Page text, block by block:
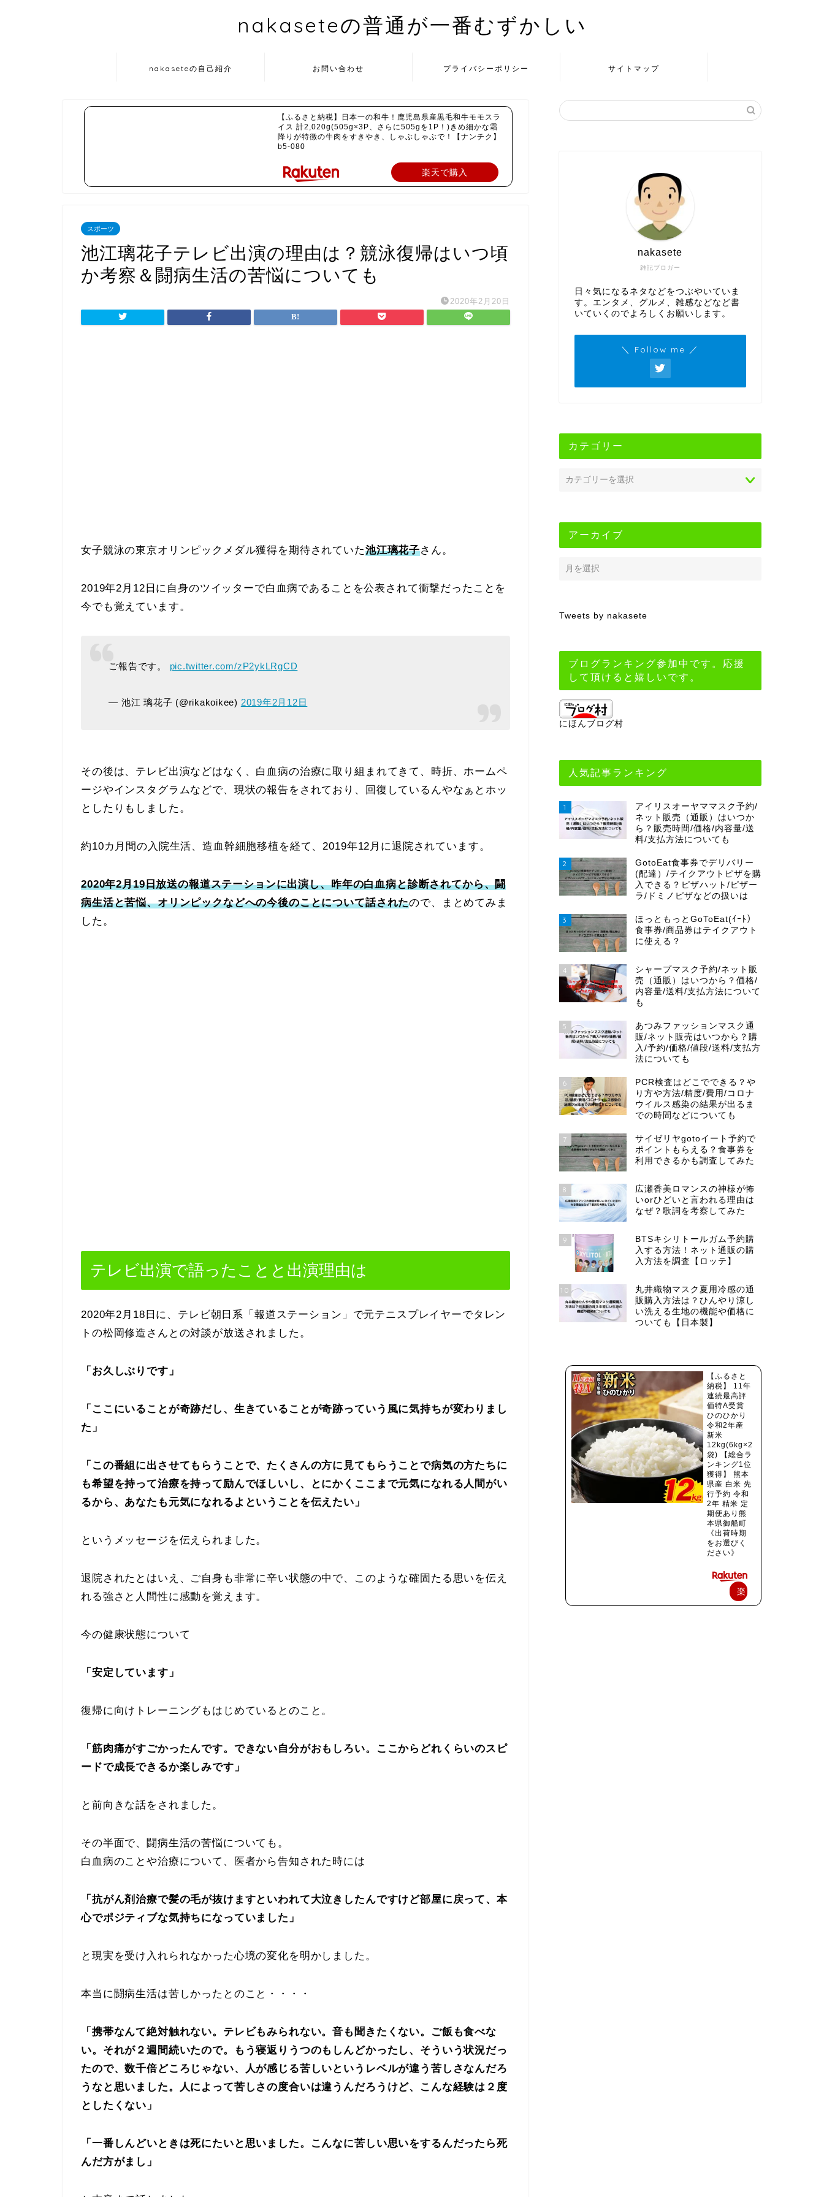
nakaseteの普通が一番むずかしい
nakaseteの自己紹介 お問い合わせ プライバシーポリシー サイトマップ
【ふるさと納税】日本一の和牛！鹿児島県産黒毛和牛モモスラ
イス 計2,020g(505g×3P、さらに505gを1P！)きめ細かな霜
降りが特徴の牛肉をすきやき、しゃぶしゃぶで！【ナンチク】
b5-080
楽天で購入
スポーツ
池江璃花子テレビ出演の理由は？競泳復帰はいつ頃
か考察＆闘病生活の苦悩についても
2020年2月20日
女子競泳の東京オリンピックメダル獲得を期待されていた池江璃花子さん。
2019年2月12日に自身のツイッターで白血病であることを公表されて衝撃だったことを
今でも覚えています。
ご報告です。 pic.twitter.com/zP2ykLRgCD
— 池江 璃花子 (@rikakoikee) 2019年2月12日
その後は、テレビ出演などはなく、白血病の治療に取り組まれてきて、時折、ホームペ
ージやインスタグラムなどで、現状の報告をされており、回復しているんやなぁとホッ
としたりもしました。
約10カ月間の入院生活、造血幹細胞移植を経て、2019年12月に退院されています。
2020年2月19日放送の報道ステーションに出演し、昨年の白血病と診断されてから、闘
病生活と苦悩、オリンピックなどへの今後のことについて話されたので、まとめてみま
した。
テレビ出演で語ったことと出演理由は
2020年2月18日に、テレビ朝日系「報道ステーション」で元テニスプレイヤーでタレン
トの松岡修造さんとの対談が放送されました。
「お久しぶりです」
「ここにいることが奇跡だし、生きていることが奇跡っていう風に気持ちが変わりまし
た」
「この番組に出させてもらうことで、たくさんの方に見てもらうことで病気の方たちに
も希望を持って治療を持って励んでほしいし、とにかくここまで元気になれる人間がい
るから、あなたも元気になれるよということを伝えたい」
というメッセージを伝えられました。
退院されたとはいえ、ご自身も非常に辛い状態の中で、このような確固たる思いを伝え
れる強さと人間性に感動を覚えます。
今の健康状態について
「安定しています」
復帰に向けトレーニングもはじめているとのこと。
「筋肉痛がすごかったんです。できない自分がおもしろい。ここからどれくらいのスピ
ードで成長できるか楽しみです」
と前向きな話をされました。
その半面で、闘病生活の苦悩についても。
白血病のことや治療について、医者から告知された時には
「抗がん剤治療で髪の毛が抜けますといわれて大泣きしたんですけど部屋に戻って、本
心でポジティブな気持ちになっていました」
と現実を受け入れられなかった心境の変化を明かしました。
本当に闘病生活は苦しかったとのこと・・・・
「携帯なんて絶対触れない。テレビもみられない。音も聞きたくない。ご飯も食べな
い。それが２週間続いたので。もう寝返りうつのもしんどかったし、そういう状況だっ
たので、数千倍どころじゃない、人が感じる苦しいというレベルが違う苦しさなんだろ
うなと思いました。人によって苦しさの度合いは違うんだろうけど、こんな経験は２度
としたくない」
「一番しんどいときは死にたいと思いました。こんなに苦しい思いをするんだったら死
んだ方がまし」
雑記ブロガー
nakasete
日々気になるネタなどをつぶやいていま
す。エンタメ、グルメ、雑感などなど書
いていくのでよろしくお願いします。
＼ Follow me ／
カテゴリー
アーカイブ
Tweets by nakasete
ブログランキング参加中です。応援
して頂けると嬉しいです。
にほんブログ村
人気記事ランキング
1
アイリスオーヤママスク予約/
ネット販売（通販）はいつか
ら？販売時間/価格/内容量/送
料/支払方法についても
2
GotoEat食事券でデリバリー
(配達）/テイクアウトピザを購
入できる？ピザハット/ピザー
ラ/ドミノピザなどの扱いは
3
ほっともっとGoToEat(ｲｰﾄ）
食事券/商品券はテイクアウト
に使える？
4
シャープマスク予約/ネット販
売（通販）はいつから？価格/
内容量/送料/支払方法について
も
5
あつみファッションマスク通
販/ネット販売はいつから？購
入/予約/価格/値段/送料/支払方
法についても
6
PCR検査はどこでできる？や
り方や方法/精度/費用/コロナ
ウイルス感染の結果が出るま
での時間などについても
7
サイゼリヤgotoイート予約で
ポイントもらえる？食事券を
利用できるかも調査してみた
8
広瀬香美ロマンスの神様が怖
いorひどいと言われる理由は
なぜ？歌詞を考察してみた
9
BTSキシリトールガム予約購
入する方法！ネット通販の購
入方法を調査【ロッテ】
10
丸井織物マスク夏用冷感の通
販購入方法は？ひんやり涼し
い洗える生地の機能や価格に
ついても【日本製】
【ふるさと
納税】 11年
連続最高評
価特A受賞
ひのひかり
令和2年産
新米
12kg(6kg×2
袋) 【総合ラ
ンキング1位
獲得】 熊本
県産 白米 先
行予約 令和
2年 精米 定
期便あり熊
本県御船町
《出荷時期
をお選びく
ださい》
楽